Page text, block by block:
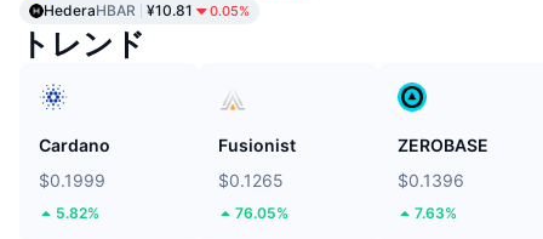
HederaHBAR ¥10.81 0.05%
トレンド
Cardano
$0.1999
5.82%
Fusionist
$0.1265
76.05%
ZEROBASE
$0.1396
7.63%